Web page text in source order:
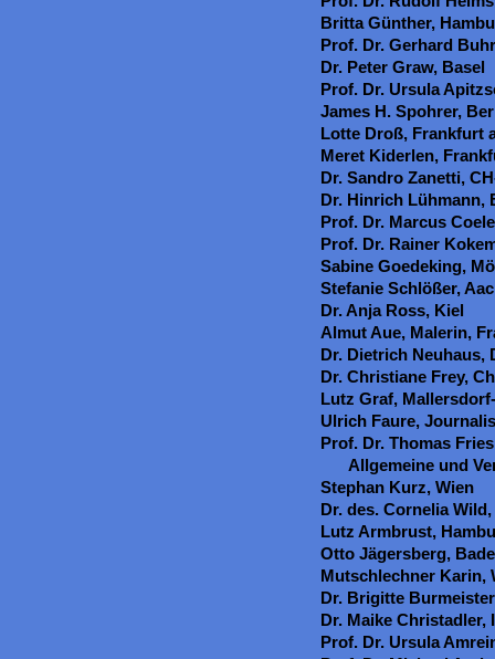
Britta Günther,
Prof. Dr. Gerhard
Dr. Peter Graw, Basel
Prof. Dr. Ursula
James H. Spohrer,
Lotte Droß, Frankfurt
Meret Kiderlen,
Dr. Sandro Zanetti,
Dr. Hinrich Lühmann,
Prof. Dr. Marcus
Prof. Dr. Rainer
Sabine Goedeking,
Stefanie Schlößer,
Dr. Anja Ross, Kiel
Almut Aue, Malerin,
Dr. Dietrich Neuhaus,
Dr. Christiane Frey,
Lutz Graf,
Ulrich Faure,
Prof. Dr. Thomas
Allgemeine und
Stephan Kurz, Wien
Dr. des. Cornelia
Lutz Armbrust,
Otto Jägersberg,
Mutschlechner Karin,
Dr. Brigitte
Dr. Maike Christadler,
Prof. Dr. Ursula